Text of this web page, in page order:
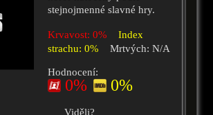
stejnojmenné slavné hry.
Krvavost: 0%
Index
strachu: 0%
Mrtvých: N/A
Hodnocení:
0% 0%
Viděli?